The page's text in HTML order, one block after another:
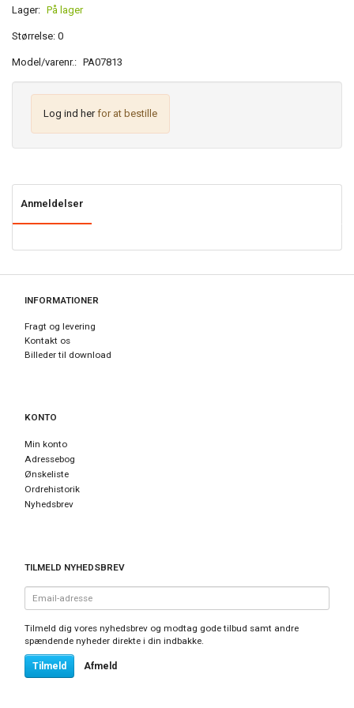
Lager: På lager
Størrelse: 0
Model/varenr.: PA07813
Log ind herfor at bestille
Anmeldelser
INFORMATIONER
Fragt og levering
Kontakt os
Billeder til download
KONTO
Min konto
Adressebog
Ønskeliste
Ordrehistorik
Nyhedsbrev
TILMELD NYHEDSBREV
adresse
Tilmeld dig vores nyhedsbrev og modtag gode tilbud samt andre
spændende nyheder direkte i din indbakke.
Tilmeld Afmeld